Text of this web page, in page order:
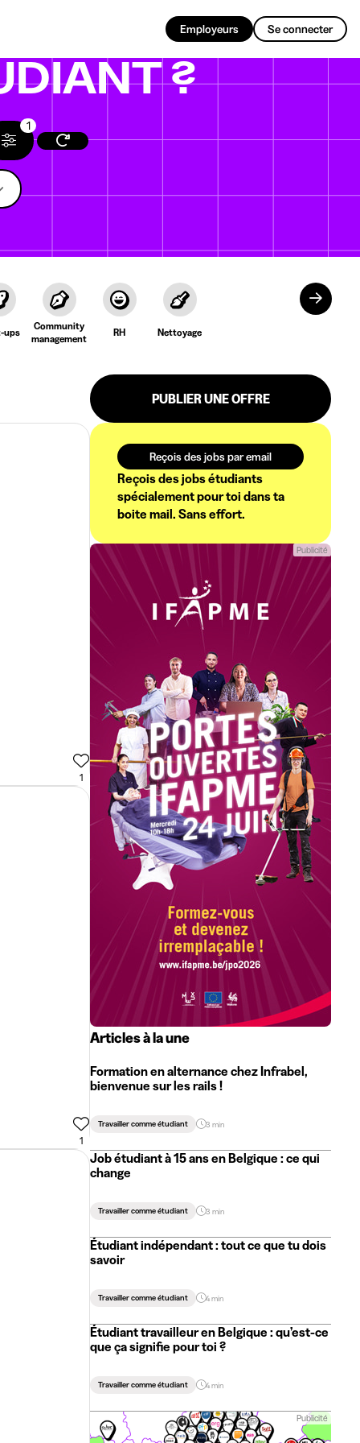
Employeurs Se connecter
?
1
ups
Community
management
RH Nettoyage
1
1
PUBLIER UNE OFFRE
Reçois des jobs par email
Reçois des jobs étudiants
spécialement pour toi dans ta
boite mail. Sans effort.
Publicité
Articles à la une
Formation en alternance chez Infrabel,
bienvenue sur les rails !
Travailler comme étudiant 3 min
Job étudiant à 15 ans en Belgique : ce qui
change
Travailler comme étudiant 3 min
Étudiant indépendant : tout ce que tu dois
savoir
Travailler comme étudiant 4 min
Étudiant travailleur en Belgique : qu’est-ce
que ça signifie pour toi ?
Travailler comme étudiant 4 min
Publicité